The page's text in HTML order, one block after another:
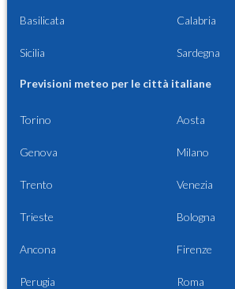
Basilicata Calabria
Sicilia Sardegna
Previsioni meteo per le città italiane
Torino Aosta
Genova Milano
Trento Venezia
Trieste Bologna
Ancona Firenze
Perugia Roma